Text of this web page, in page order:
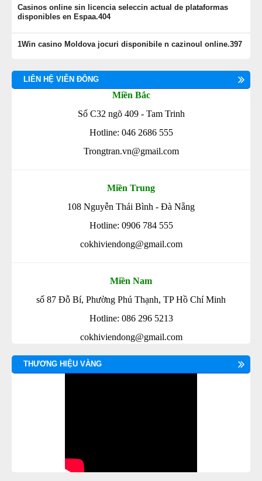
Casinos online sin licencia seleccin actual de plataformas
disponibles en Espaa.404
1Win casino Moldova jocuri disponibile n cazinoul online.397
LIÊN HỆ VIỄN ĐÔNG
Miền Bắc
Số C32 ngõ 409 - Tam Trinh
Hotline: 046 2686 555
Trongtran.vn@gmail.com
Miền Trung
108 Nguyễn Thái Bình - Đà Nẵng
Hotline: 0906 784 555
cokhiviendong@gmail.com
Miền Nam
số 87 Đỗ Bí, Phường Phú Thạnh, TP Hồ Chí Minh
Hotline: 086 296 5213
cokhiviendong@gmail.com
THƯƠNG HIỆU VÀNG